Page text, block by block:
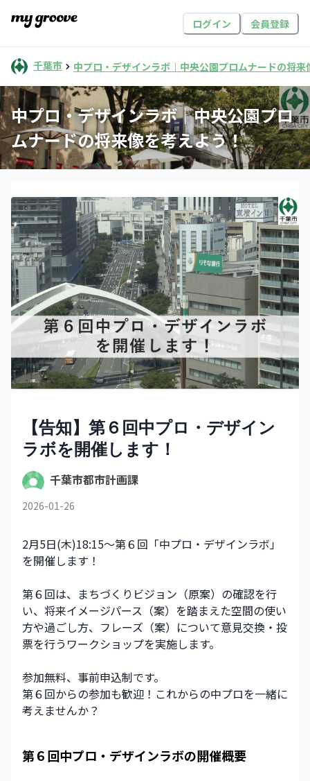
ログイン 会員登録
千葉市 中プロ・デザインラボ｜中央公園プロムナードの将来
中プロ・デザインラボ｜中央公園プロ
ムナードの将来像を考えよう！
【告知】第６回中プロ・デザイン
ラボを開催します！
千葉市都市計画課
2026-01-26
2月5日(木)18:15～第６回「中プロ・デザインラボ」
を開催します！
第６回は、まちづくりビジョン（原案）の確認を行
い、将来イメージパース（案）を踏まえた空間の使い
方や過ごし方、フレーズ（案）について意見交換・投
票を行うワークショップを実施します。
参加無料、事前申込制です。
第６回からの参加も歓迎！これからの中プロを一緒に
考えませんか？
第６回中プロ・デザインラボの開催概要